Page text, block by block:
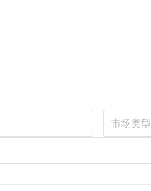
市场类型